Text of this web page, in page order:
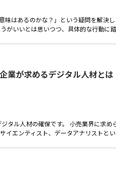
味はあるのかな？」という疑問を解決
がいいとは思いつつ、具体的な行動に
業が求めるデジタル人材とは
タル人材の確保です。 小売業界に求め
イエンティスト、データアナリストと